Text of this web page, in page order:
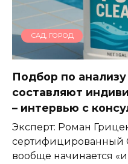
САД, ГОРОД
Подбор по
составляют
– интервью с
Эксперт: Роман
сертифицированный
вообще начинается